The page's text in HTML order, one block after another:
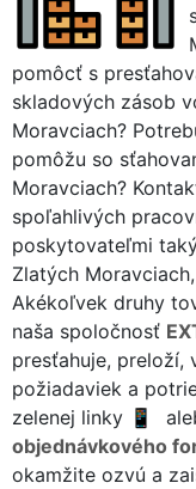
pomôcť s
skladových zásob
Moravciach?
pomôžu so
Moravciach?
spoľahlivých
poskytovateľmi
Zlatých
Akékoľvek druhy
naša spoločnosť
presťahuje, preloží,
požiadaviek a
zelenej linky
objednávkového
okamžite ozvú a